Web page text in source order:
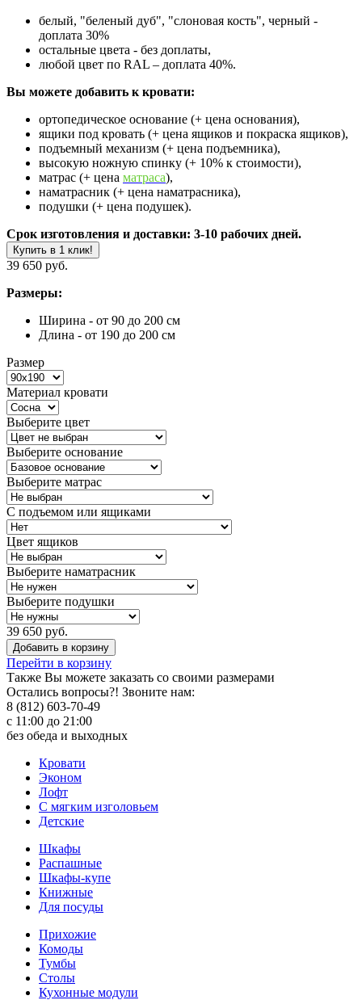
белый, "беленый дуб", "слоновая кость", черный -
доплата 30%
остальные цвета - без доплаты,
любой цвет по RAL – доплата 40%.
Вы можете добавить к кровати:
ортопедическое основание (+ цена основания),
ящики под кровать (+ цена ящиков и покраска ящиков),
подъемный механизм (+ цена подъемника),
высокую ножную спинку (+ 10% к стоимости),
матрас (+ цена матраса),
наматрасник (+ цена наматрасника),
подушки (+ цена подушек).
Срок изготовления и доставки: 3-10 рабочих дней.
Купить в 1 клик!
39 650 руб.
Размеры:
Ширина - от 90 до 200 см
Длина - от 190 до 200 см
Размер
Материал кровати
Выберите цвет
Выберите основание
Выберите матрас
С подъемом или ящиками
Цвет ящиков
Выберите наматрасник
Выберите подушки
39 650 руб.
Добавить в корзину
Перейти в корзину
Также Вы можете заказать со своими размерами
Остались вопросы?! Звоните нам:
8 (812) 603-70-49
с 11:00 до 21:00
без обеда и выходных
Кровати
Эконом
Лофт
С мягким изголовьем
Детские
Шкафы
Распашные
Шкафы-купе
Книжные
Для посуды
Прихожие
Комоды
Тумбы
Столы
Кухонные модули